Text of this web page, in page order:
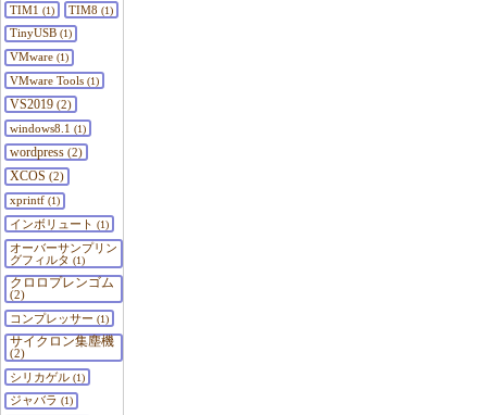
TIM1 (1) TIM8 (1)
TinyUSB(1)
VMware(1)
VMware Tools(1)
VS2019 (2)
windows8.1 (1)
wordpress (2)
XCOS (2)
xprintf(1)
インボリュート (1)
オーバーサンプリン
グフィルタ (1)
クロロプレンゴム
(2)
コンプレッサー (1)
サイクロン集塵機
(2)
シリカゲル(1)
ジャバラ (1)